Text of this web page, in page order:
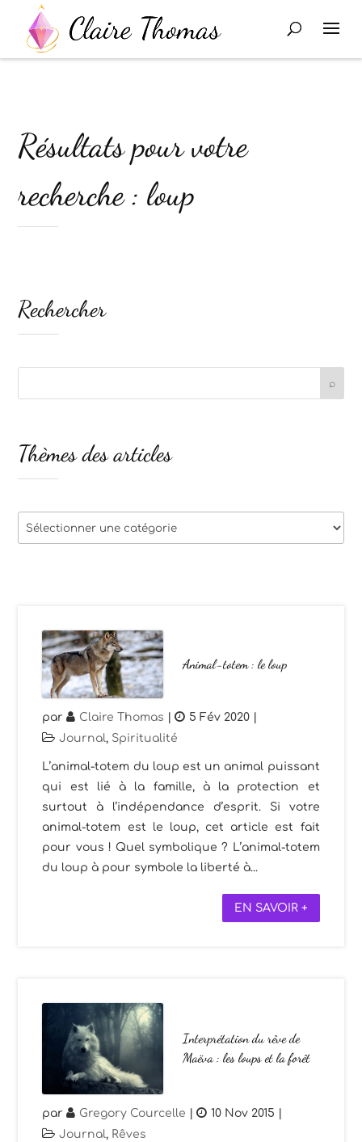
Résultats pour votre
recherche : loup
Animal-totem : le loup
par Claire Thomas | 5 Fév 2020
Journal, Spiritualité
L’animal-totem du loup est un animal puissant
qui est lié à la famille, à la protection et
surtout à l’indépendance d’esprit. Si votre
animal-totem est le loup, cet article est fait
pour vous ! Quel symbolique ? L’animal-totem
du loup à pour symbole la liberté à...
EN SAVOIR +
Interprétation du rêve de
Maëva : les loups et la forêt
par Gregory Courcelle | 10 Nov 2015 |
Journal, Rêves
Rechercher
Thèmes des articles
Thèmes
des